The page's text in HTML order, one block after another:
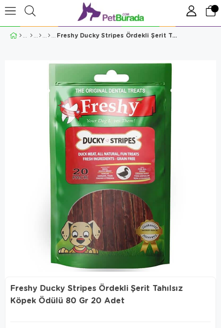
Freshy Ducky Stripes Ördekli Şerit Tahılsız Köpek Ödülü 80 Gr 20 Adet
Freshy Ducky Stripes Ördekli Şerit Tahılsız
Köpek Ödülü 80 Gr 20 Adet